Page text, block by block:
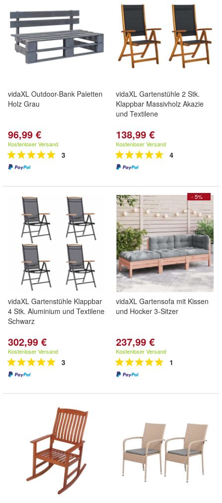
vidaXL Outdoor-Bank Paletten
Holz Grau
96,99 €
Kostenloser Versand
3
vidaXL Gartenstühle 2 Stk.
Klappbar Massivholz Akazie
und Textilene
138,99 €
Kostenloser Versand
4
vidaXL Gartenstühle Klappbar
4 Stk. Aluminium und Textilene
Schwarz
302,99 €
Kostenloser Versand
3
- 5%
vidaXL Gartensofa mit Kissen
und Hocker 3-Sitzer
237,99 €
Kostenloser Versand
1